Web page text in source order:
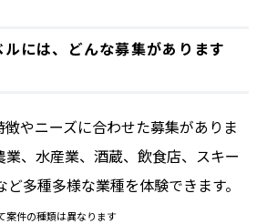
には、どんな募集があります
やニーズに合わせた募集がありま
業、水産業、酒蔵、飲食店、スキー
多種多様な業種を体験できます。
案件の種類は異なります